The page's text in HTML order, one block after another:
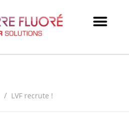
/ LVF recrute !